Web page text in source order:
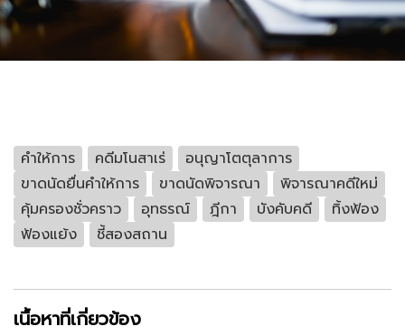
คำให้การ คดีมโนสาเร่
อนุญาโตตุลาการ
ขาดนัดยื่นคำให้การ
ขาดนัดพิจารณา
พิจารณาคดีใหม่
คุ้มครองชั่วคราว
อุทธรณ์ ฎีกา บังคับคดี
ทิ้งฟ้อง
ฟ้องแย้ง
ชี้สองสถาน
เนื้อหาที่เกี่ยวข้อง